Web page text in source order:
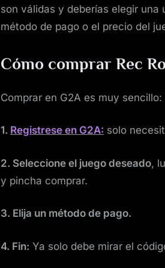
son válidas y deberías elegir
método de pago o el precio del
Cómo comprar Rec
Comprar en G2A es muy sencillo:
1. Registrese en G2A: solo
2. Seleccione el juego deseado,
y pincha comprar.
3. Elija un método de pago.
4. Fin: Ya solo debe mirar el